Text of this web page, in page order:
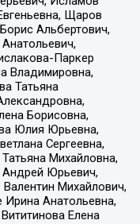
Щаров
Альбертович,
Паркер
Владимировна,
Татьяна
Борисовна,
Юлия Юрьевна,
Сергеевна,
Михайловна,
Юрьевич,
Михайлович,
Анатольевна,
Елена